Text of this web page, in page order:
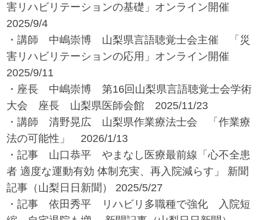
害リハビリテーションの基礎」オンライン開催
2025/9/4
・講師 中嶋崇博 山梨県言語聴覚士会主催 「災
害リハビリテーションの応用」オンライン開催
2025/9/11
・座長 中嶋崇博 第16回山梨県言語聴覚士会学術
大会 座長 山梨県医師会館 2025/11/23
・講師 清野晃広 山梨県作業療法士会 「作業療
法の可能性」 2026/1/13
・記事 山口恭平 やまなし医療最前線「心不全患
者 適度な運動有効 体制充実、再入院減らす」 新聞
記事（山梨日日新聞） 2025/5/27
・記事 依田秀平 リハビリ多職種で強化 入院短